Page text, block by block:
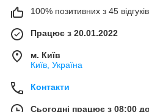
100% позитивних з 45
Працює з 20.01.2022
м. Київ
Київ, Україна
Контакти
Сьогодні працює з 08:00